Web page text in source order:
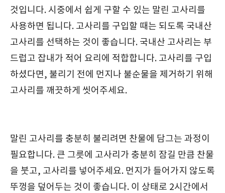
것입니다. 시중에서 쉽게 구할 수 있는 말린 고사리를
사용하면 됩니다. 고사리를 구입할 때는 되도록 국내산
고사리를 선택하는 것이 좋습니다. 국내산 고사리는 부
드럽고 잡내가 적어 요리에 적합합니다. 고사리를 구입
하셨다면, 불리기 전에 먼지나 불순물을 제거하기 위해
고사리를 깨끗하게 씻어주세요.
말린 고사리를 충분히 불리려면 찬물에 담그는 과정이
필요합니다. 큰 그릇에 고사리가 충분히 잠길 만큼 찬물
을 붓고, 고사리를 넣어주세요. 먼지가 들어가지 않도록
뚜껑을 덮어두는 것이 좋습니다. 이 상태로 2시간에서